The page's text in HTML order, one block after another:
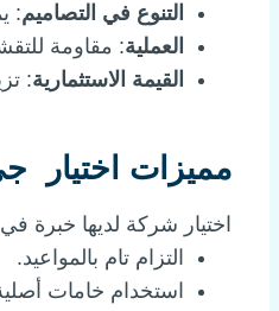
التنوع في التصاميم:
العملية: مقاومة
القيمة الاستثمارية:
مميزات اختيار
اختيار شركة لديها خبرة
التزام تام بالمواعيد.
استخدام خامات